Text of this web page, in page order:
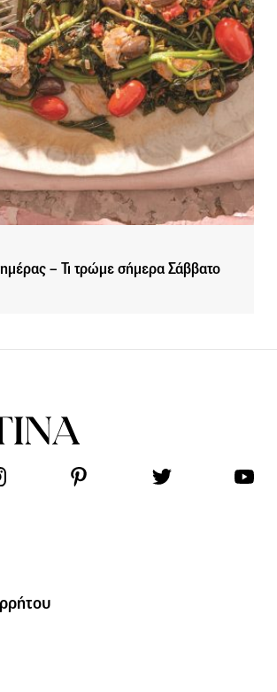
– Τι τρώμε σήμερα Σάββατο